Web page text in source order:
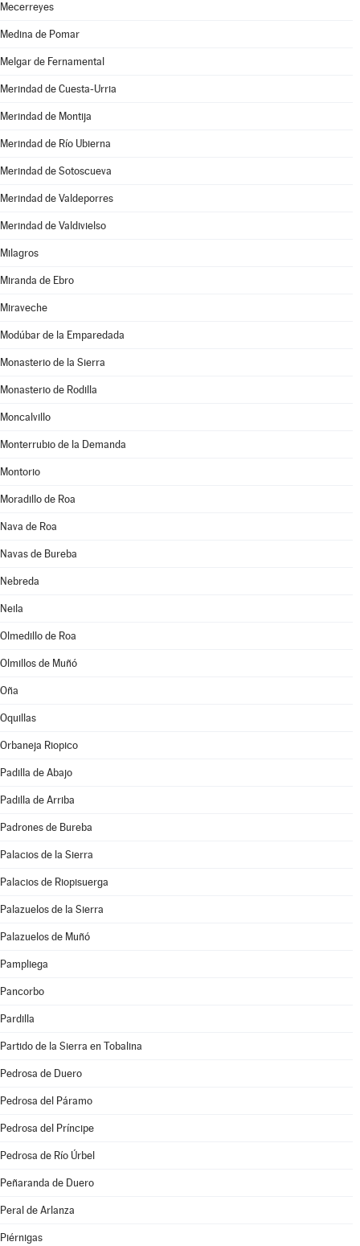
Mecerreyes
Medina de Pomar
Melgar de Fernamental
Merindad de Cuesta-Urria
Merindad de Montija
Merindad de Río Ubierna
Merindad de Sotoscueva
Merindad de Valdeporres
Merindad de Valdivielso
Milagros
Miranda de Ebro
Miraveche
Modúbar de la Emparedada
Monasterio de la Sierra
Monasterio de Rodilla
Moncalvillo
Monterrubio de la Demanda
Montorio
Moradillo de Roa
Nava de Roa
Navas de Bureba
Nebreda
Neila
Olmedillo de Roa
Olmillos de Muñó
Oña
Oquillas
Orbaneja Riopico
Padilla de Abajo
Padilla de Arriba
Padrones de Bureba
Palacios de la Sierra
Palacios de Riopisuerga
Palazuelos de la Sierra
Palazuelos de Muñó
Pampliega
Pancorbo
Pardilla
Partido de la Sierra en Tobalina
Pedrosa de Duero
Pedrosa del Páramo
Pedrosa del Príncipe
Pedrosa de Río Úrbel
Peñaranda de Duero
Peral de Arlanza
Piérnigas